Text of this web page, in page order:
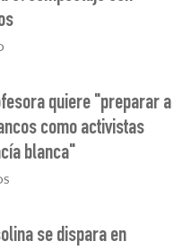
quiere "preparar a
como activistas
blanca"
se dispara en